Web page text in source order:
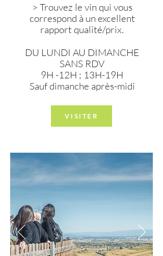
> Trouvez le vin qui vous
correspond à un excellent
rapport qualité/prix.
DU LUNDI AU DIMANCHE
SANS RDV
9H -12H ; 13H-19H
Sauf dimanche après-midi
VISITER